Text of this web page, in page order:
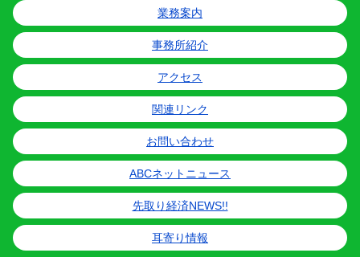
業務案内
事務所紹介
アクセス
関連リンク
お問い合わせ
ABCネットニュース
先取り経済NEWS!!
耳寄り情報